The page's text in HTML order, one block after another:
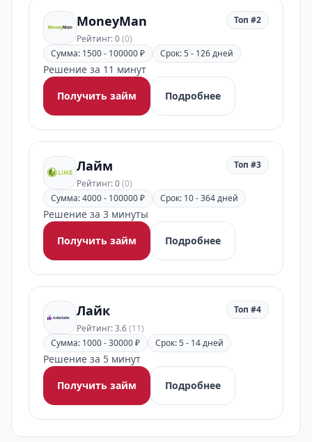
MoneyMan
Рейтинг: 0(0)
Топ #2
Сумма: 1500 - 100000 ₽ Срок: 5 - 126 дней
Решение за 11 минут
Получить займ
Подробнее
Лайм
Рейтинг: 0(0)
Топ #3
Сумма: 4000 - 100000 ₽ Срок: 10 - 364 дней
Решение за 3 минуты
Получить займ
Подробнее
Лайк
Рейтинг: 3.6(11)
Топ #4
Сумма: 1000 - 30000 ₽ Срок: 5 - 14 дней
Решение за 5 минут
Получить займ
Подробнее